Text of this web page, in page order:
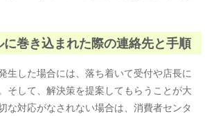
巻き込まれた際の連絡先と手順
生した場合には、落ち着いて受付や店長に
そして、解決策を提案してもらうことが大
な対応がなされない場合は、消費者センタ